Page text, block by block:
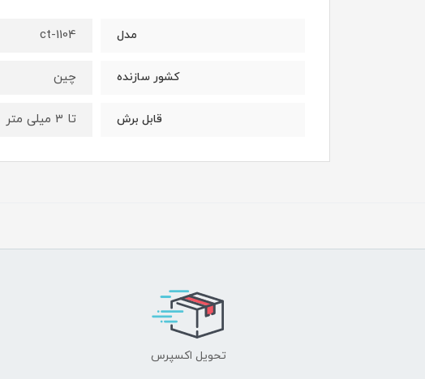
مدل ct-1104
کشور سازنده چین
قابل برش تا 3 میلی متر
تحویل اکسپرس